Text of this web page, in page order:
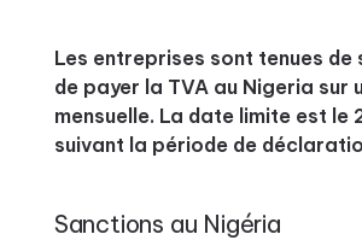
Les entreprises sont tenues de
de payer la TVA au Nigeria sur
mensuelle. La date limite est le
suivant la période de
Sanctions au Nigéria